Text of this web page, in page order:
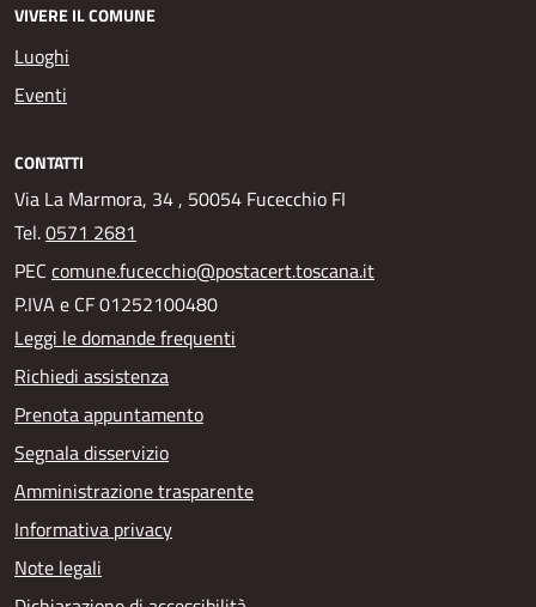
VIVERE IL COMUNE
Luoghi
Eventi
CONTATTI
Via La Marmora, 34 , 50054 Fucecchio FI
Tel.0571 2681
PEC comune.fucecchio@postacert.toscana.it
P.IVA e CF 01252100480
Leggi le domande frequenti
Richiedi assistenza
Prenota appuntamento
Segnala disservizio
Amministrazione trasparente
Informativa privacy
Note legali